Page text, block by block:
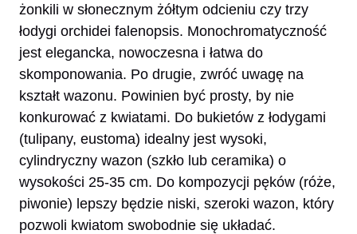
żonkili w słonecznym żółtym odcieniu czy trzy
łodygi orchidei falenopsis. Monochromatyczność
jest elegancka, nowoczesna i łatwa do
skomponowania. Po drugie, zwróć uwagę na
kształt wazonu. Powinien być prosty, by nie
konkurować z kwiatami. Do bukietów z łodygami
(tulipany, eustoma) idealny jest wysoki,
cylindryczny wazon (szkło lub ceramika) o
wysokości 25-35 cm. Do kompozycji pęków (róże,
piwonie) lepszy będzie niski, szeroki wazon, który
pozwoli kwiatom swobodnie się układać.